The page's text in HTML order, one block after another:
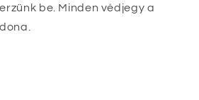
be. Minden védjegy a